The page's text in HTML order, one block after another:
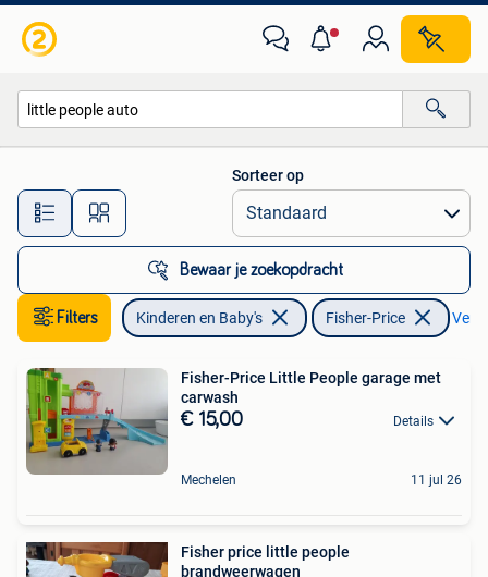
Alle afstanden…
Sorteer op
Bewaar je zoekopdracht
Filters Kinderen en Baby's Fisher-Price
Fisher-Price Little People garage met
carwash
€ 15,00 Details
Mechelen 11 jul 26
Fisher price little people
brandweerwagen